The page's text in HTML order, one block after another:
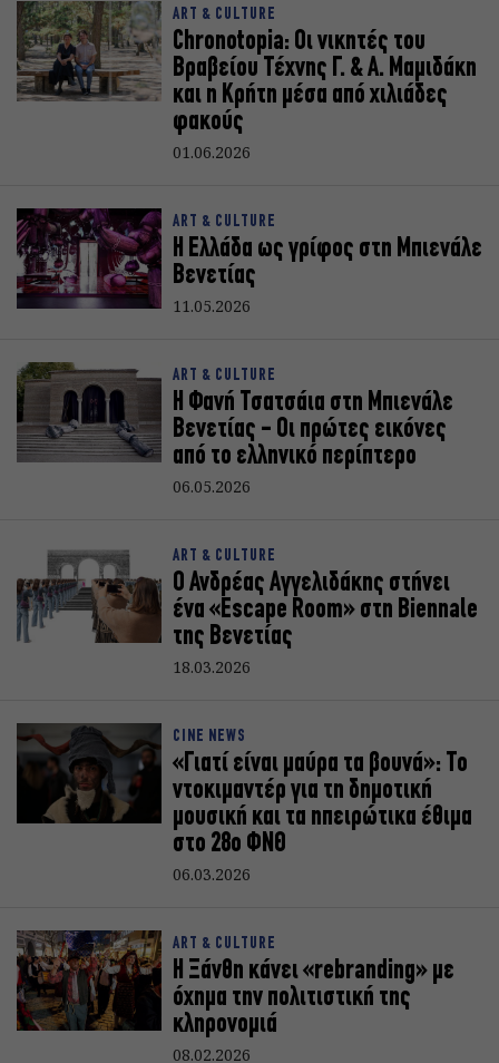
ART & CULTURE
Chronotopia: Οι νικητές του
Βραβείου Τέχνης Γ. & Α. Μαμιδάκη
και η Κρήτη μέσα από χιλιάδες
φακούς
01.06.2026
ART & CULTURE
Η Ελλάδα ως γρίφος στη Μπιενάλε
Βενετίας
11.05.2026
ART & CULTURE
Η Φανή Τσατσάια στη Μπιενάλε
Βενετίας - Οι πρώτες εικόνες
από το ελληνικό περίπτερο
06.05.2026
ART & CULTURE
Ο Ανδρέας Αγγελιδάκης στήνει
ένα «Escape Room» στη Biennale
της Βενετίας
18.03.2026
CINE NEWS
«Γιατί είναι μαύρα τα βουνά»: Το
ντοκιμαντέρ για τη δημοτική
μουσική και τα ηπειρώτικα έθιμα
στο 28ο ΦΝΘ
06.03.2026
ART & CULTURE
Η Ξάνθη κάνει «rebranding» με
όχημα την πολιτιστική της
κληρονομιά
08.02.2026